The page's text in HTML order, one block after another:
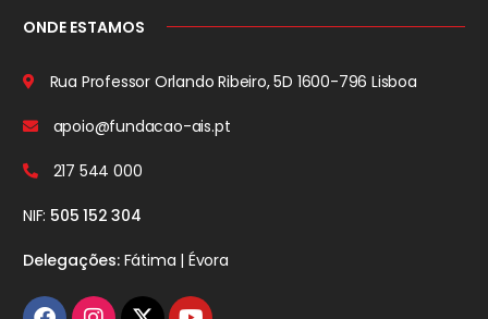
ONDE ESTAMOS
Rua Professor Orlando Ribeiro, 5D 1600-796 Lisboa
apoio@fundacao-ais.pt
217 544 000
NIF: 505 152 304
Delegações:Fátima | Évora